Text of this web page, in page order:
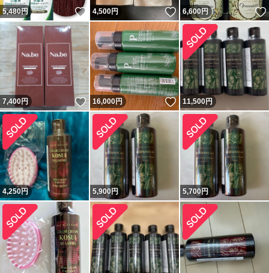
5,480円 いいね！
4,500円 いいね！
6,600円
7,400円 いいね！
16,000円 いいね！
11,500円
4,250円 5,900円 5,700円